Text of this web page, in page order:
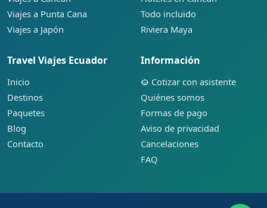
Viajes a Punta Cana
Viajes a Japón
Todo incluido
Riviera Maya
Travel Viajes Ecuador
Inicio
Destinos
Paquetes
Blog
Contacto
Información
Cotizar con asistente
Quiénes somos
Formas de pago
Aviso de privacidad
Cancelaciones
FAQ